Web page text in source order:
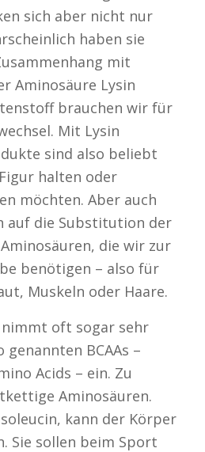
sich aber nicht nur
haben sie
mit
Aminosäure Lysin
brauchen wir für
Mit Lysin
sind also beliebt
halten oder
möchten. Aber auch
auf die Substitution der
die wir zur
benötigen – also für
Muskeln oder Haare.
oft sogar sehr
genannten BCAAs –
Acids – ein. Zu
Aminosäuren.
kann der Körper
Sie sollen beim Sport